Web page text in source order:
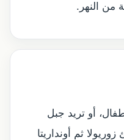
من النهر.
أو تريد جبل
ثم أونداريتا